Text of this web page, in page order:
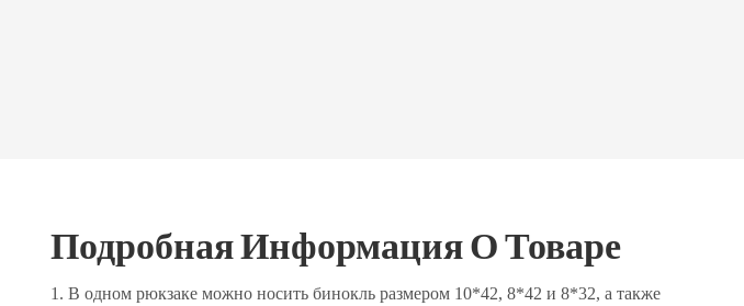
Подробная Информация О Товаре
1. В одном рюкзаке можно носить бинокль размером 10*42, 8*42 и 8*32, а также